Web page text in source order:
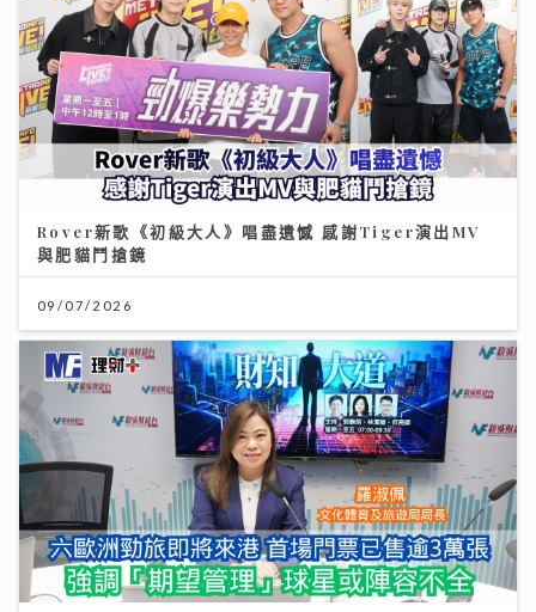
Rover新歌《初級大人》唱盡遺憾 感謝Tiger演出MV
與肥貓鬥搶鏡
09/07/2026